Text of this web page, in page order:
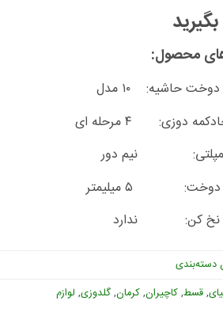
محصول:
حاشیه: ۱۰ مدل
دوزی:۴ مرحله ای
نیم دور
۵ میلیمتر
نخ کن: ندارد
دسته‌بندی
,قسط,کاچیران,کرمان,گلدوزی, لوازم